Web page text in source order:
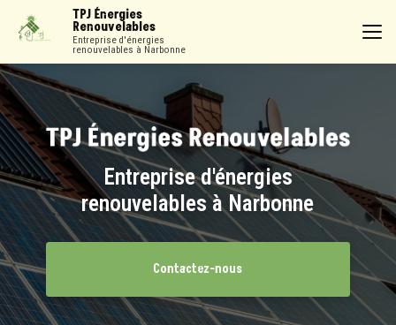
contenu
TPJ Énergies
Renouvelables
Entreprise d'énergies
renouvelables à Narbonne
Entreprise d'énergies
renouvelables à Narbonne
Contactez-nous